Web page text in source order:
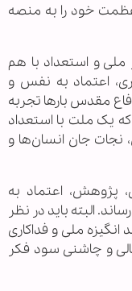
عظمت خود را به منصه
ملی و استعداد با هم
اعتماد به نفس و
مقدس بارها تجربه
یک ملت با استعداد
جان انسان‌ها و
پژوهش، اعتماد به
البته باید در نظر
انگیزه ملی و فداکاری
و چاشنی سود فکر